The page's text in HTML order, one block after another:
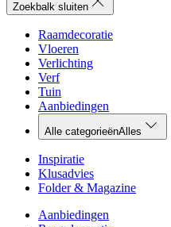
Zoekbalk sluiten
Raamdecoratie
Vloeren
Verlichting
Verf
Tuin
Aanbiedingen
Alle categorieënAlles
Inspiratie
Klusadvies
Folder & Magazine
Aanbiedingen